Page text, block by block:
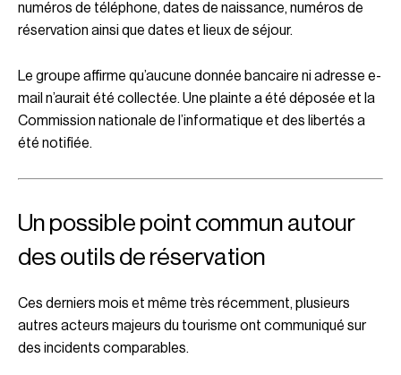
numéros de téléphone, dates de naissance, numéros de
réservation ainsi que dates et lieux de séjour.
Le groupe affirme qu’aucune donnée bancaire ni adresse e-
mail n’aurait été collectée. Une plainte a été déposée et la
Commission nationale de l’informatique et des libertés a
été notifiée.
Un possible point commun autour
des outils de réservation
Ces derniers mois et même très récemment, plusieurs
autres acteurs majeurs du tourisme ont communiqué sur
des incidents comparables.